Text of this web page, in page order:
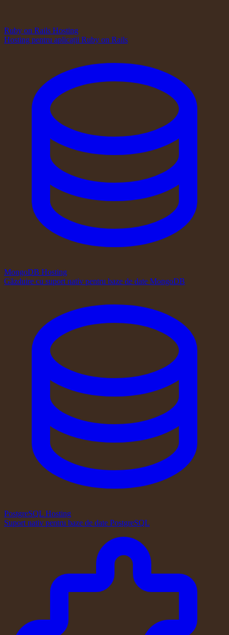
Ruby on Rails Hosting
Hosting pentru aplicații Ruby on Rails
MongoDB Hosting
Găzduire cu suport nativ pentru baze de date MongoDB
PostgreSQL Hosting
Suport nativ pentru baze de date PostgreSQL